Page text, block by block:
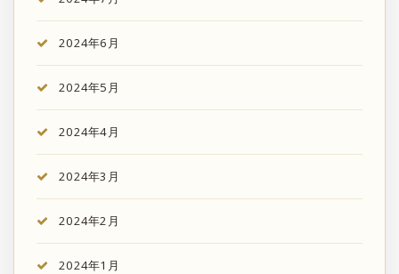
2024年6月
2024年5月
2024年4月
2024年3月
2024年2月
2024年1月